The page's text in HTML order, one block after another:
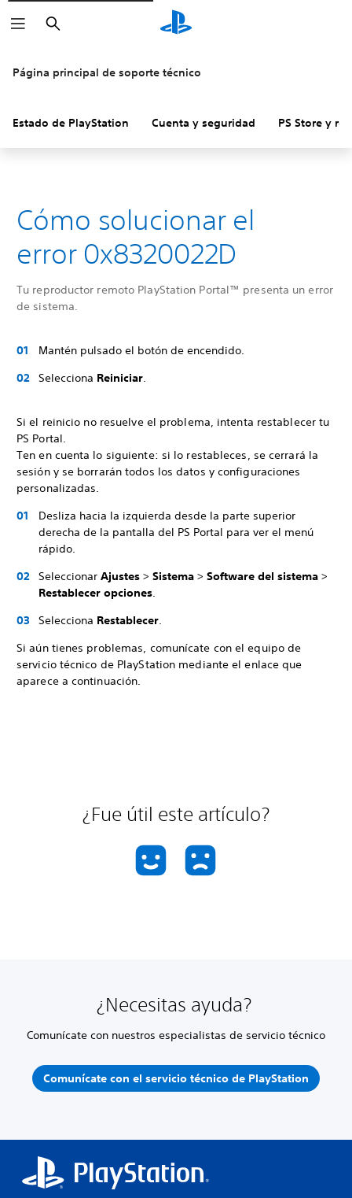
Buscar
Página principal de soporte técnico
Estado de PlayStation Cuenta y seguridad PS Store y
Cómo solucionar el
error 0x8320022D
Tu reproductor remoto PlayStation Portal™ presenta un error
de sistema.
Mantén pulsado el botón de encendido.
Selecciona Reiniciar.
Si el reinicio no resuelve el problema, intenta restablecer tu
PS Portal.
Ten en cuenta lo siguiente: si lo restableces, se cerrará la
sesión y se borrarán todos los datos y configuraciones
personalizadas.
Desliza hacia la izquierda desde la parte superior
derecha de la pantalla del PS Portal para ver el menú
rápido.
Seleccionar Ajustes > Sistema > Software del sistema >
Restablecer opciones.
Selecciona Restablecer.
Si aún tienes problemas, comunícate con el equipo de
servicio técnico de PlayStation mediante el enlace que
aparece a continuación.
¿Fue útil este artículo?
¿Necesitas ayuda?
Comunícate con nuestros especialistas de servicio técnico
Comunícate con el servicio técnico de PlayStation